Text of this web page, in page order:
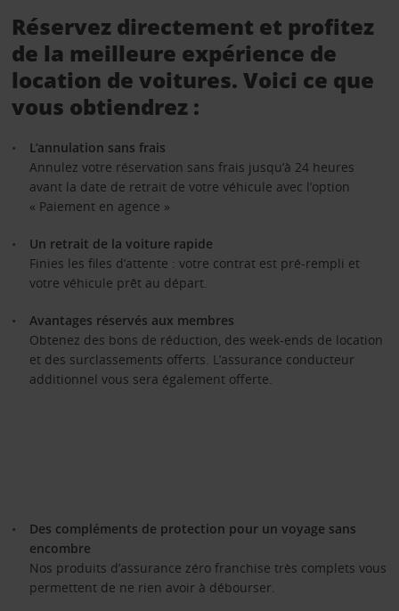
Réservez directement et profitez
de la meilleure expérience de
location de voitures. Voici ce que
vous obtiendrez :
L’annulation sans frais
Annulez votre réservation sans frais jusqu’à 24 heures
avant la date de retrait de votre véhicule avec l’option
« Paiement en agence »
Un retrait de la voiture rapide
Finies les files d’attente : votre contrat est pré-rempli et
votre véhicule prêt au départ.
Avantages réservés aux membres
Obtenez des bons de réduction, des week-ends de location
et des surclassements offerts. L’assurance conducteur
additionnel vous sera également offerte.
Des compléments de protection pour un voyage sans
encombre
Nos produits d’assurance zéro franchise très complets vous
permettent de ne rien avoir à débourser.